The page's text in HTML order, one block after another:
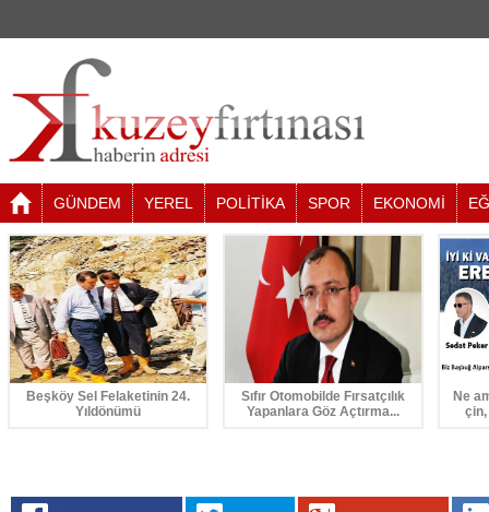
GÜNDEM YEREL POLİTİKA SPOR EKONOMİ
Beşköy Sel Felaketinin 24.
Yıldönümü
Sıfır Otomobilde Fırsatçılık
Yapanlara Göz Açtırma...
Ne